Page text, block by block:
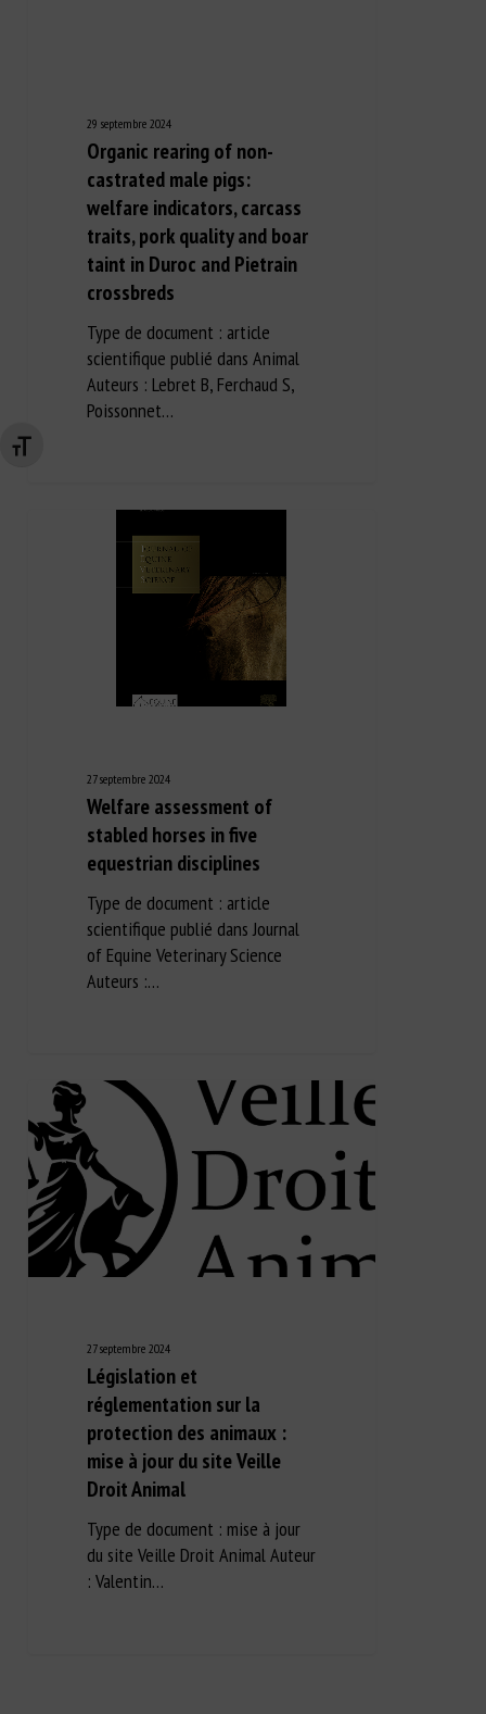
Changer la taille de la police
29 septembre 2024
Organic rearing of non-
castrated male pigs:
welfare indicators, carcass
traits, pork quality and boar
taint in Duroc and Pietrain
crossbreds
Type de document : article
scientifique publié dans Animal
Auteurs : Lebret B, Ferchaud S,
Poissonnet…
27 septembre 2024
Welfare assessment of
stabled horses in five
equestrian disciplines
Type de document : article
scientifique publié dans Journal
of Equine Veterinary Science
Auteurs :…
27 septembre 2024
Législation et
réglementation sur la
protection des animaux :
mise à jour du site Veille
Droit Animal
Type de document : mise à jour
du site Veille Droit Animal Auteur
: Valentin…